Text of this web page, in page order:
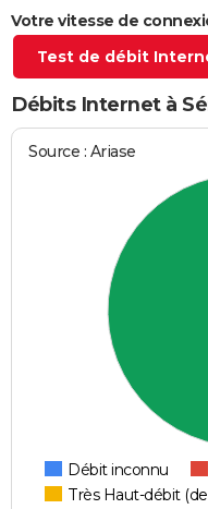
Votre vitesse de
Test de débit
Débits Internet à
Source : Ariase
Débit inconnu
Très Haut-débit